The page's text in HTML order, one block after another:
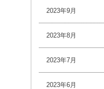
2023年9月
2023年8月
2023年7月
2023年6月